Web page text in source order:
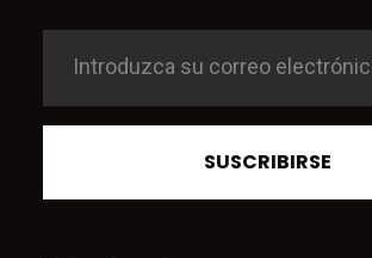
SUSCRIBIRSE